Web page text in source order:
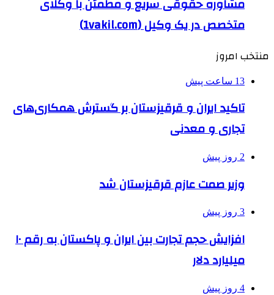
متخصص در یک وکیل (1vakil.com)
منتخب امروز
13 ساعت پیش
تاکید ایران و قرقیزستان بر گسترش همکاری‌های
تجاری و معدنی
2 روز پیش
وزیر صمت عازم قرقیزستان شد
3 روز پیش
افزایش حجم تجارت بین ایران و پاکستان به رقم ۱۰
میلیارد دلار
4 روز پیش